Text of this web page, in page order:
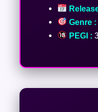
Genre :
PEGI :